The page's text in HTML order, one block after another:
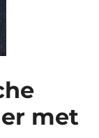
met